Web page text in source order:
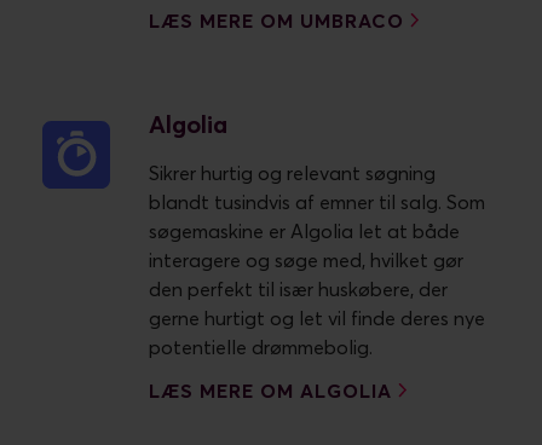
LÆS MERE OM UMBRACO
Algolia
Sikrer hurtig og relevant søgning
blandt tusindvis af emner til salg. Som
søgemaskine er Algolia let at både
interagere og søge med, hvilket gør
den perfekt til især huskøbere, der
gerne hurtigt og let vil finde deres nye
potentielle drømmebolig.
LÆS MERE OM ALGOLIA